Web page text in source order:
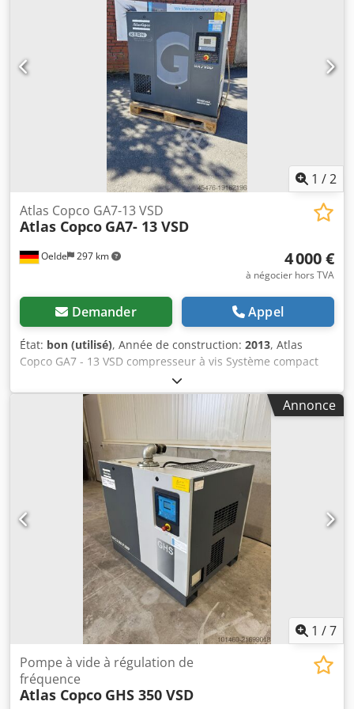
1 /2
Oelde 297 km
Atlas Copco GA7-13 VSD
Atlas Copco GA7- 13 VSD
4 000 €
à négocier hors TVA
Demander Appel
État: bon (utilisé), Année de construction: 2013, Atlas
Copco GA7 - 13 VSD compresseur à vis Système compact
entièrement automatique, entièrement câblé et canalisé
en interne, compression à injection d'huile à un étage,
refroidi par air, insonorisé. Chedpfx Aswk Hcyskroa
Pression finale : 13,00 bar Puissance du moteur : 7,50 kW
Débit : 1,26 m³/min
Annonce
1 /7
Pompe à vide à régulation de
fréquence
Atlas Copco GHS 350 VSD